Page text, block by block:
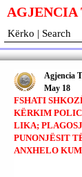
FSHATI
KËRKIM
LIKA;
PUNONJËSIT
ANXHELO
Agjencia
May 18